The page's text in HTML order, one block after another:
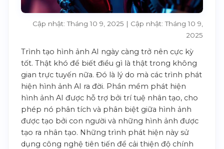
Cập nhật: Tháng 10 9, 2025 | Cập nhật: Tháng 10 9,
2025
Trình tạo hình ảnh AI ngày càng trở nên cực kỳ
tốt. Thật khó để biết điều gì là thật trong không
gian trực tuyến nữa. Đó là lý do mà các trình phát
hiện hình ảnh AI ra đời. Phần mềm phát hiện
hình ảnh AI được hỗ trợ bởi trí tuệ nhân tạo, cho
phép nó phân tích và phân biệt giữa hình ảnh
được tạo bởi con người và những hình ảnh được
tạo ra nhân tạo. Những trình phát hiện này sử
dụng công nghệ tiên tiến để cải thiện độ chính